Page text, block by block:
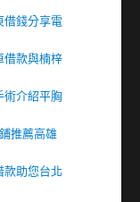
借錢分享電
借款與楠梓
術介紹平胸
推薦高雄
款助您台北